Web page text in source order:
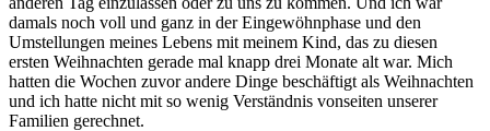
damals noch voll und ganz in der Eingewöhnphase und den
Umstellungen meines Lebens mit meinem Kind, das zu diesen
ersten Weihnachten gerade mal knapp drei Monate alt war. Mich
hatten die Wochen zuvor andere Dinge beschäftigt als Weihnachten
und ich hatte nicht mit so wenig Verständnis vonseiten unserer
Familien gerechnet.